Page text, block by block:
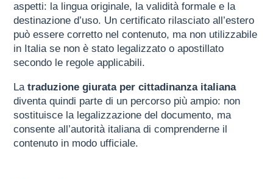
aspetti: la lingua originale, la validità formale e la
destinazione d’uso. Un certificato rilasciato all’estero
può essere corretto nel contenuto, ma non utilizzabile
in Italia se non è stato legalizzato o apostillato
secondo le regole applicabili.
Latraduzione giurata per cittadinanza italiana
diventa quindi parte di un percorso più ampio: non
sostituisce la legalizzazione del documento, ma
consente all’autorità italiana di comprenderne il
contenuto in modo ufficiale.